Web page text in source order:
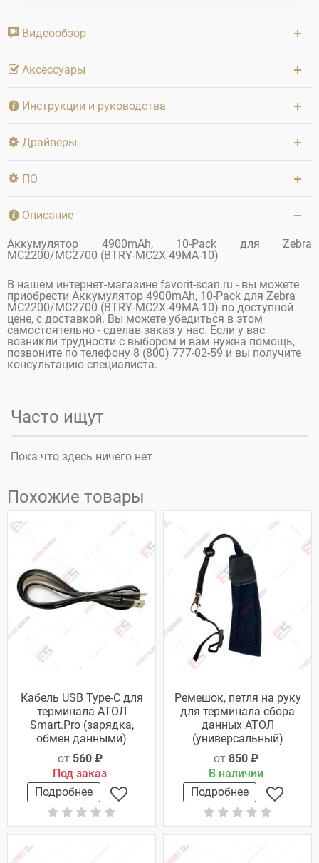
Видеообзор
Аксессуары
Инструкции и руководства
Драйверы
ПО
Описание
Аккумулятор 4900mAh, 10-Pack для Zebra
MC2200/MC2700 (BTRY-MC2X-49MA-10)
В нашем интернет-магазине favorit-scan.ru - вы можете
приобрести Аккумулятор 4900mAh, 10-Pack для Zebra
MC2200/MC2700 (BTRY-MC2X-49MA-10) по доступной
цене, с доставкой. Вы можете убедиться в этом
самостоятельно - сделав заказ у нас. Если у вас
возникли трудности с выбором и вам нужна помощь,
позвоните по телефону 8 (800) 777-02-59 и вы получите
консультацию специалиста.
Часто ищут
Пока что здесь ничего нет
Похожие товары
Кабель USB Type-C для
терминала АТОЛ
Smart.Pro (зарядка,
обмен данными)
от 560 ₽
Под заказ
Подробнее
Ремешок, петля на руку
для терминала сбора
данных АТОЛ
(универсальный)
от 850 ₽
В наличии
Подробнее